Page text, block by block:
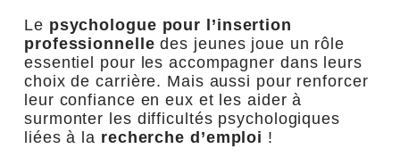
Le psychologue pour l’insertion
professionnelle des jeunes joue un rôle
essentiel pour les accompagner dans leurs
choix de carrière. Mais aussi pour renforcer
leur confiance en eux et les aider à
surmonter les difficultés psychologiques
liées à la recherche d’emploi !